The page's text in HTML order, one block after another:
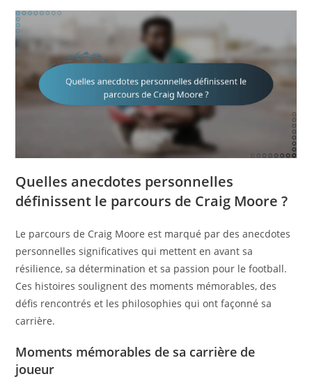
Quelles anecdotes personnelles
définissent le parcours de Craig Moore ?
Le parcours de Craig Moore est marqué par des anecdotes
personnelles significatives qui mettent en avant sa
résilience, sa détermination et sa passion pour le football.
Ces histoires soulignent des moments mémorables, des
défis rencontrés et les philosophies qui ont façonné sa
carrière.
Moments mémorables de sa carrière de
joueur